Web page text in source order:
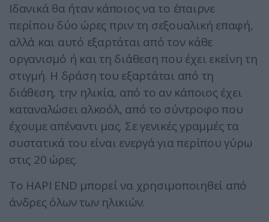
Ιδανικά θα ήταν κάποιος να το έπαιρνε
περίπου δύο ώρες πριν τη σεξουαλική επαφή,
αλλά και αυτό εξαρτάται από τον κάθε
οργανισμό ή και τη διάθεση που έχει εκείνη τη
στιγμή. Η δράση του εξαρτάται από τη
διάθεση, την ηλικία, από το αν κάποιος έχει
καταναλώσει αλκοόλ, από το σύντροφο που
έχουμε απέναντι μας. Σε γενικές γραμμές τα
συστατικά του είναι ενεργά για περίπου γύρω
στις 20 ώρες.
Το HAPI END μπορεί να χρησιμοποιηθεί από
άνδρες όλων των ηλικιών.